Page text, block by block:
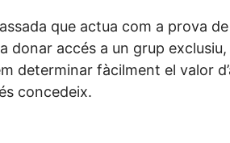
que actua com a prova
donar accés a un grup
determinar fàcilment el valor
concedeix.